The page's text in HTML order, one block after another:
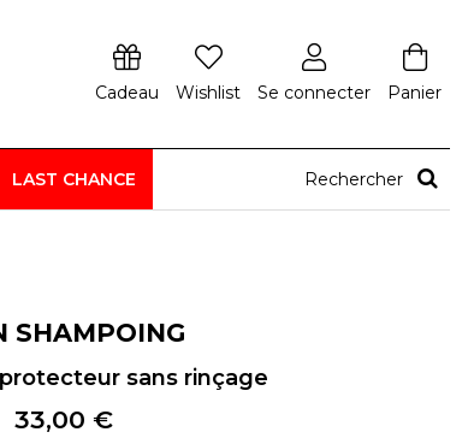
Cadeau Wishlist Se connecter Panier
LAST CHANCE Rechercher
SHAMPOING
sans rinçage
33,00 €